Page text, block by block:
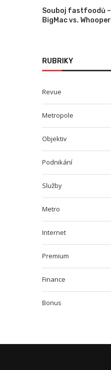
Souboj fastfoodů –
BigMac vs. Whooper
RUBRIKY
Revue
Metropole
Objektiv
Podnikání
Služby
Metro
Internet
Premium
Finance
Bonus